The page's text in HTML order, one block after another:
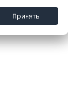
Принять